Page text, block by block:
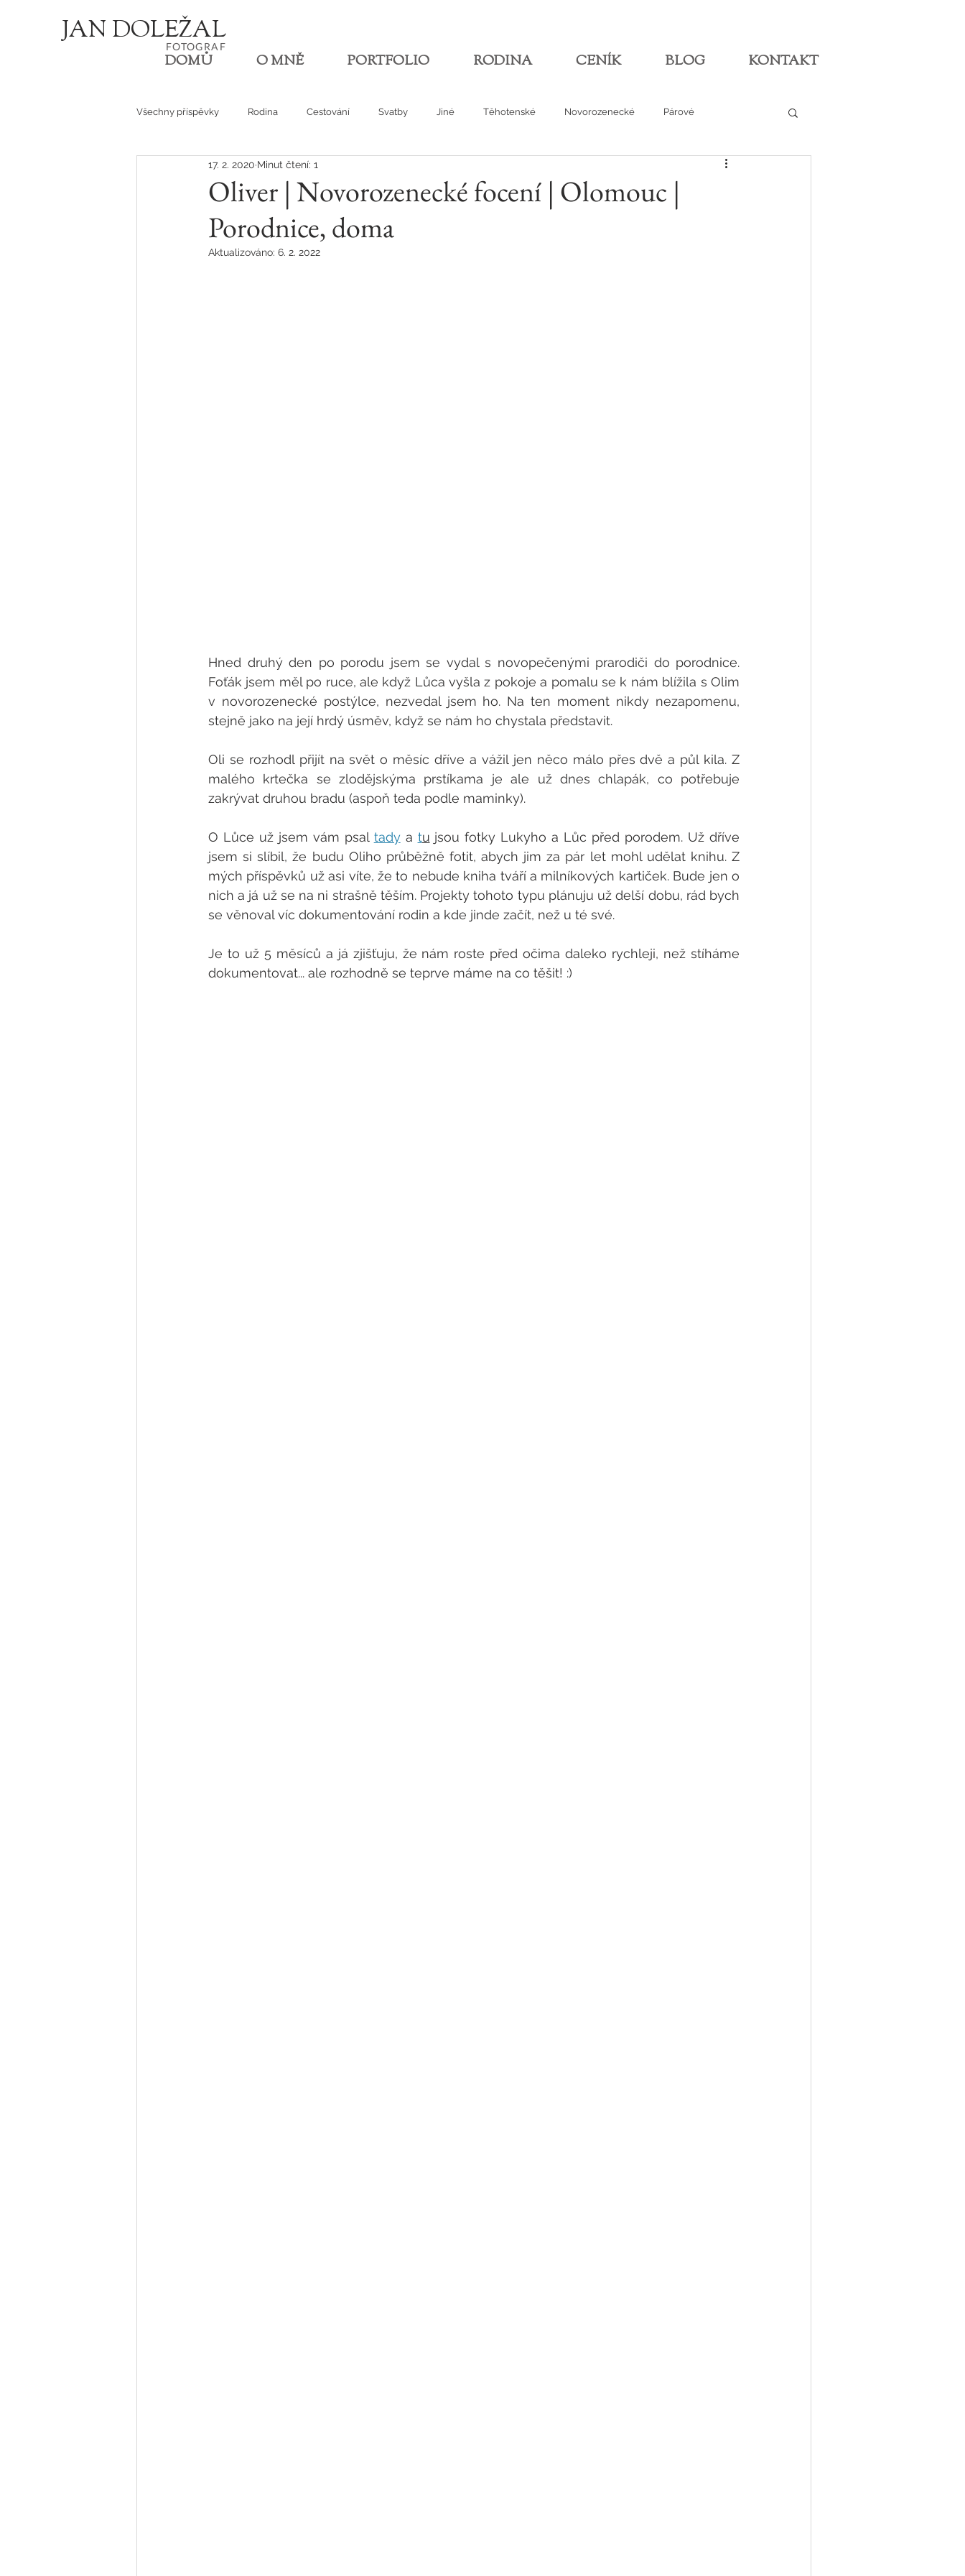
JAN DOLEŽAL
FOTOGRA F
DOMŮ O MNĚ PORTFOLIO RODINA CENÍK BLOG KONTAKT
Všechny příspěvky Rodina Cestování Svatby Jiné Těhotenské Novorozenecké Párové
Den v životě
Oliver | Novorozenecké focení | Olomouc |
Porodnice, doma
17. 2. 2020 Minut čtení: 1
Aktualizováno: 6. 2. 2022
Hned druhý den po porodu jsem se vydal s novopečenými prarodiči do porodnice.
Foťák jsem měl po ruce, ale když Lůca vyšla z pokoje a pomalu se k nám blížila s Olim
v novorozenecké postýlce, nezvedal jsem ho. Na ten moment nikdy nezapomenu,
stejně jako na její hrdý úsměv, když se nám ho chystala představit.
Oli se rozhodl přijít na svět o měsíc dříve a vážil jen něco málo přes dvě a půl kila. Z
malého krtečka se zlodějskýma prstíkama je ale už dnes chlapák, co potřebuje
zakrývat druhou bradu (aspoň teda podle maminky).
O Lůce už jsem vám psal tady a tu jsou fotky Lukyho a Lůc před porodem. Už dříve
jsem si slíbil, že budu Oliho průběžně fotit, abych jim za pár let mohl udělat knihu. Z
mých příspěvků už asi víte, že to nebude kniha tváří a milníkových kartiček. Bude jen o
nich a já už se na ni strašně těším. Projekty tohoto typu plánuju už delší dobu, rád bych
se věnoval víc dokumentování rodin a kde jinde začít, než u té své.
Je to už 5 měsíců a já zjišťuju, že nám roste před očima daleko rychleji, než stíháme
dokumentovat... ale rozhodně se teprve máme na co těšit! :)